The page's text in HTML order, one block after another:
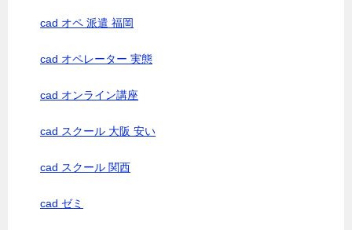
cad オペ 派遣 福岡
cad オペレーター 実態
cad オンライン講座
cad スクール 大阪 安い
cad スクール 関西
cad ゼミ